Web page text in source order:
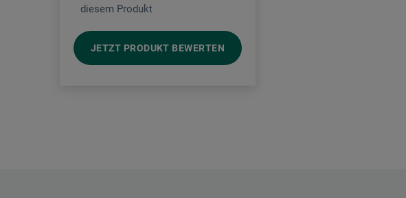
diesem Produkt
JETZT PRODUKT BEWERTEN